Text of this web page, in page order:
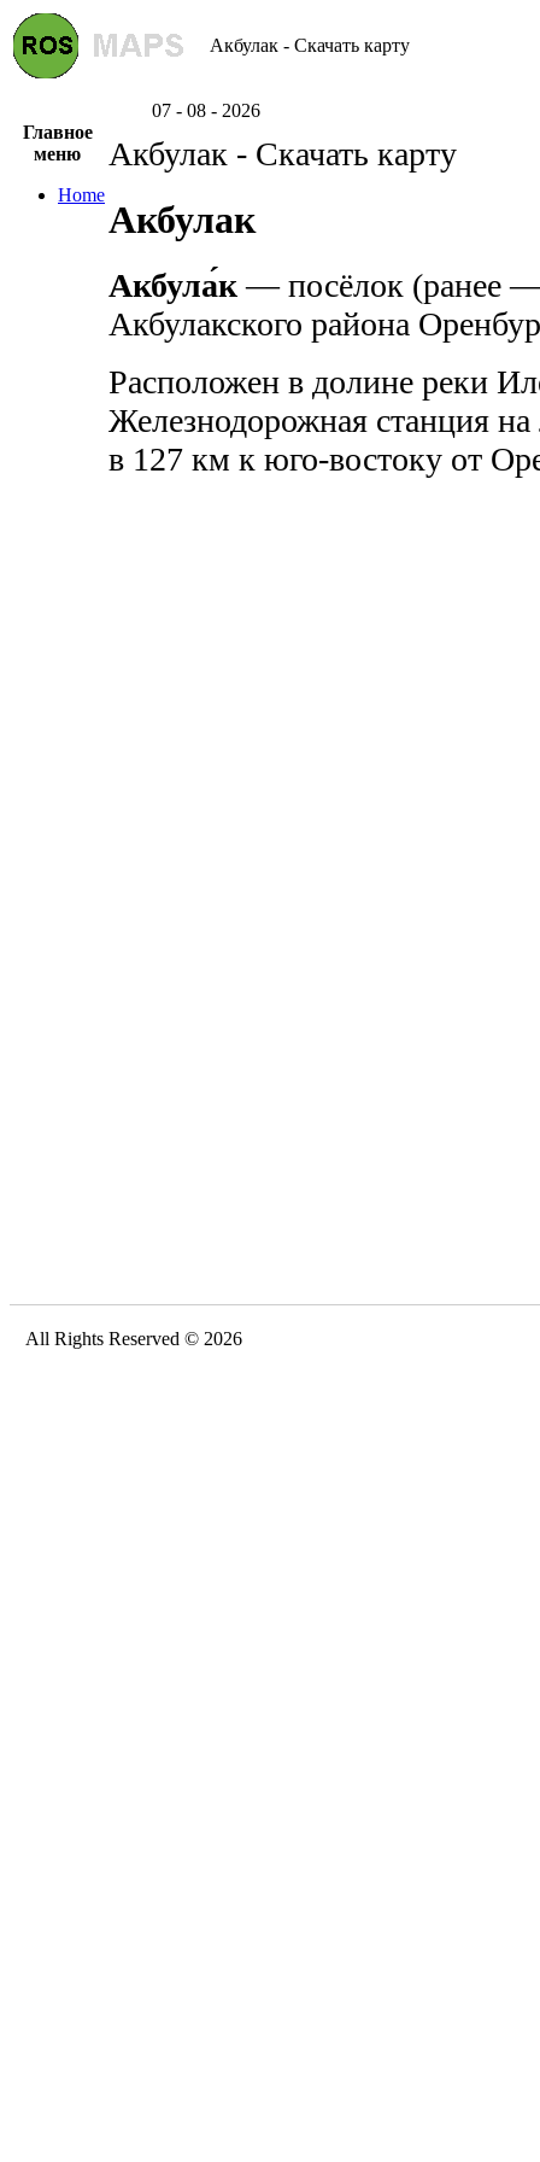
Акбулак - Скачать карту
07 - 08 - 2026
Главное
меню
Home
Акбулак - Скачать карту
Акбулак
Акбула́к — посёлок (ранее —
Акбулакского района
Расположен в долине реки
Железнодорожная станция
в 127 км к юго-востоку от
All Rights Reserved © 2026